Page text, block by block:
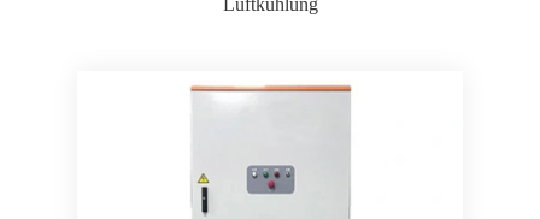
Luftkühlung